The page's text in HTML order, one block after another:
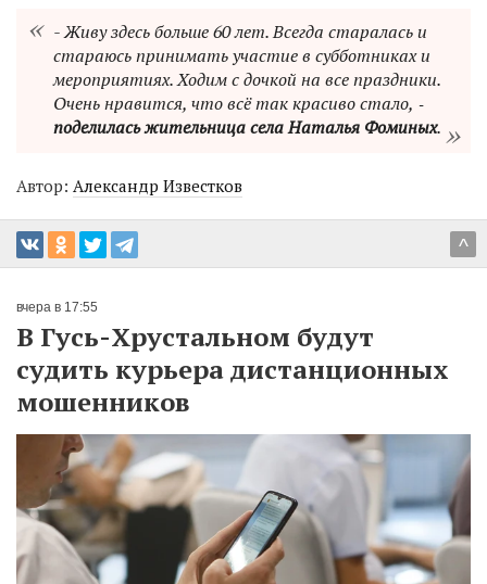
- Живу здесь больше 60 лет. Всегда старалась и
стараюсь принимать участие в субботниках и
мероприятиях. Ходим с дочкой на все праздники.
Очень нравится, что всё так красиво стало, ‑
поделилась жительница села Наталья Фоминых.
Автор: Александр Известков
^
вчера в 17:55
В Гусь-Хрустальном будут
судить курьера дистанционных
мошенников